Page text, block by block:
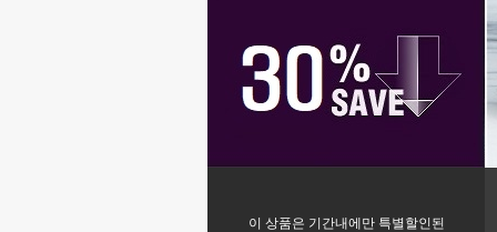
이 상품은 기간내에만 특별할인된